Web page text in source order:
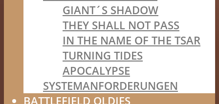
GIANT´S SHADOW
THEY SHALL NOT PASS
IN THE NAME OF THE TSAR
TURNING TIDES
APOCALYPSE
SYSTEMANFORDERUNGEN